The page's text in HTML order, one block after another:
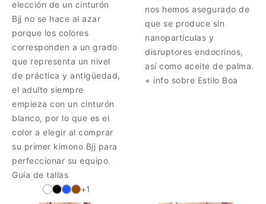
elección de un cinturón
Bjj no se hace al azar
porque los colores
corresponden a un grado
que representa un nivel
de práctica y antigüedad,
el adulto siempre
empieza con un cinturón
blanco, por lo que es el
color a elegir al comprar
su primer kimono Bjj para
perfeccionar su equipo.
Guía de tallas
+1
nos hemos asegurado de
que se produce sin
nanopartículas y
disruptores endocrinos,
así como aceite de palma.
+ info sobre Estilo Boa